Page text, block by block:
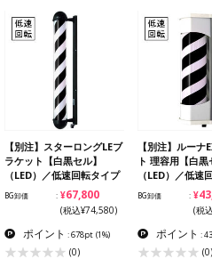
【別注】スターロングLEブ
ラケット【白黒セル】
（LED）／低速回転タイプ
BG卸価 ¥67,800
(税込¥74,580)
ポイント : 678pt (1%)
(0)
【別注】ルーナ
ト 理容用【白黒
（LED）／低速
BG卸価
(税
ポイント :
(0)